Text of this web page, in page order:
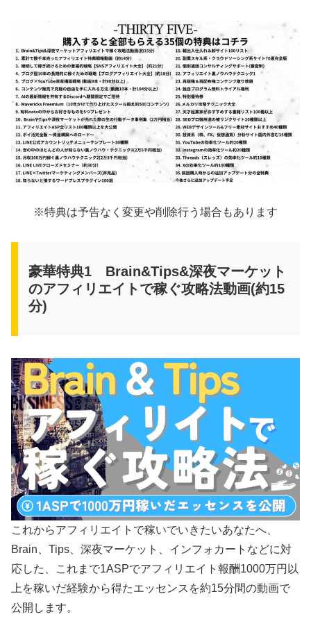
※特典は予告なく変更や削除行う場合もあります
豪華特典1 Brain&Tips&深夜マーケット
のアフィリエイトで稼ぐ攻略法動画(約15
分)
これからアフィリエイトで稼いでいきたいあなたへ、
Brain、Tips、深夜マーケット、インフォカートなどに対
応した、これまで1ASPでアフィリエイト報酬1000万円以
上を稼いだ経験から得たエッセンスを約15分間の動画で
公開します。